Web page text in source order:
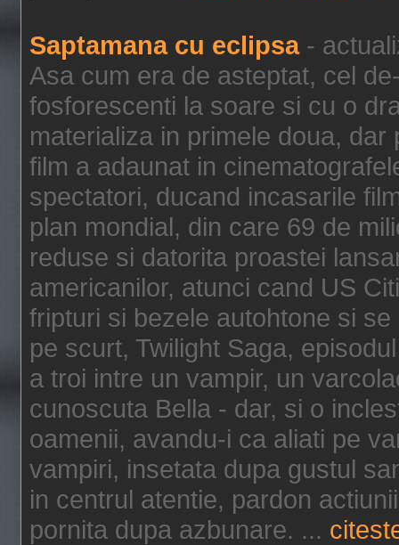
Saptamana cu eclipsa-
Asa cum era de asteptat, cel
fosforescenti la soare si cu o
materializa in primele doua,
film a adaunat in
spectatori, ducand incasarile
plan mondial, din care 69 de
reduse si datorita proastei
americanilor, atunci cand US
fripturi si bezele autohtone si
pe scurt, Twilight Saga,
a troi intre un vampir, un
cunoscuta Bella - dar, si o
oamenii, avandu-i ca aliati pe
vampiri, insetata dupa gustul
in centrul atentie, pardon
pornita dupa azbunare. ...